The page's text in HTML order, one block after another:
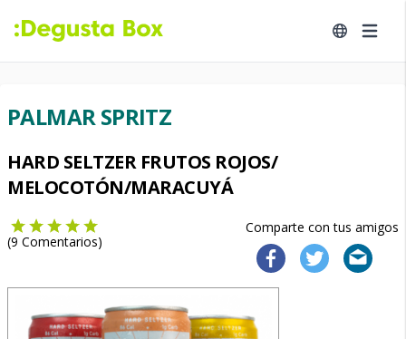
PALMAR SPRITZ
HARD SELTZER FRUTOS ROJOS/
MELOCOTÓN/MARACUYÁ
Comparte con tus amigos
(9 Comentarios)